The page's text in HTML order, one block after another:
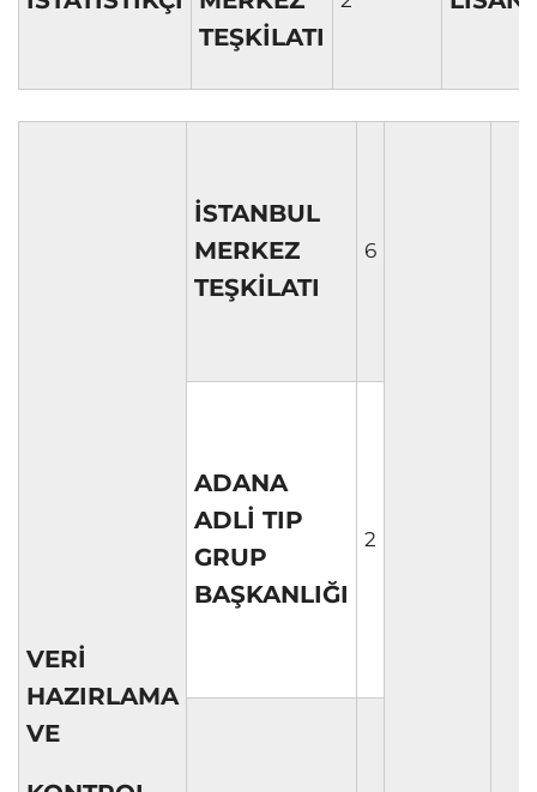
TEŞKİLATI
VERİ
HAZIRLAMA
VE
İSTANBUL
MERKEZ
TEŞKİLATI
6
ADANA
ADLİ TIP
GRUP
BAŞKANLIĞI
2